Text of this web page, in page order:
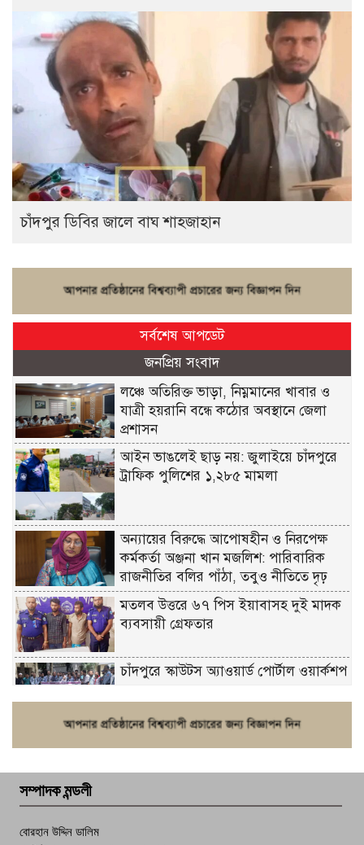
চাঁদপুর ডিবির জালে বাঘ শাহজাহান
সর্বশেষ আপডেট
জনপ্রিয় সংবাদ
লঞ্চে অতিরিক্ত ভাড়া, নিম্নমানের খাবার ও
যাত্রী হয়রানি বন্ধে কঠোর অবস্থানে জেলা
প্রশাসন
আইন ভাঙলেই ছাড় নয়: জুলাইয়ে চাঁদপুরে
ট্রাফিক পুলিশের ১,২৮৫ মামলা
অন্যায়ের বিরুদ্ধে আপোষহীন ও নিরপেক্ষ
কর্মকর্তা অঞ্জনা খান মজলিশ: পারিবারিক
রাজনীতির বলির পাঁঠা, তবুও নীতিতে দৃঢ়
মতলব উত্তরে ৬৭ পিস ইয়াবাসহ দুই মাদক
ব্যবসায়ী গ্রেফতার
চাঁদপুরে স্কাউটস অ্যাওয়ার্ড পোর্টাল ওয়ার্কশপ
সম্পাদক মন্ডলী
বোরহান উদ্দিন ডালিম